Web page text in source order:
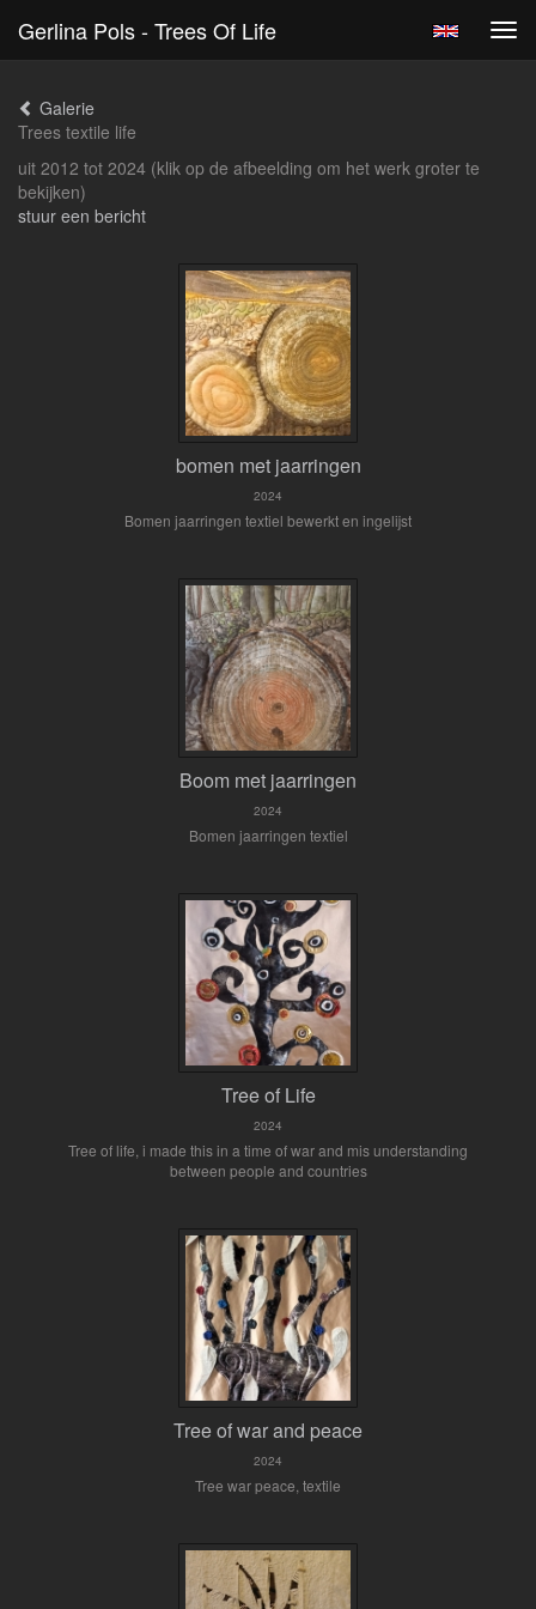
Gerlina Pols - Trees Of Life
Galerie
Trees textile life
uit 2012 tot 2024 (klik op de afbeelding om het werk groter te
bekijken)
stuur een bericht
bomen met jaarringen
2024
Bomen jaarringen textiel bewerkt en ingelijst
Boom met jaarringen
2024
Bomen jaarringen textiel
Tree of Life
2024
Tree of life, i made this in a time of war and mis understanding
between people and countries
Tree of war and peace
2024
Tree war peace, textile